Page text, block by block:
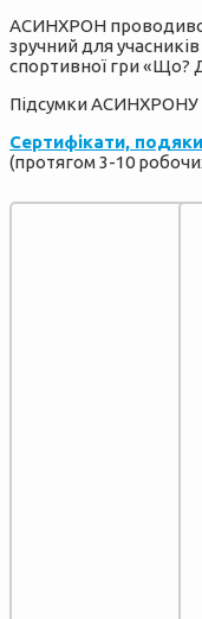
АСИНХРОН
зручний для
спортивної гри «Що?
Підсумки АСИНХРОНУ
Сертифікати,
(протягом 3-10